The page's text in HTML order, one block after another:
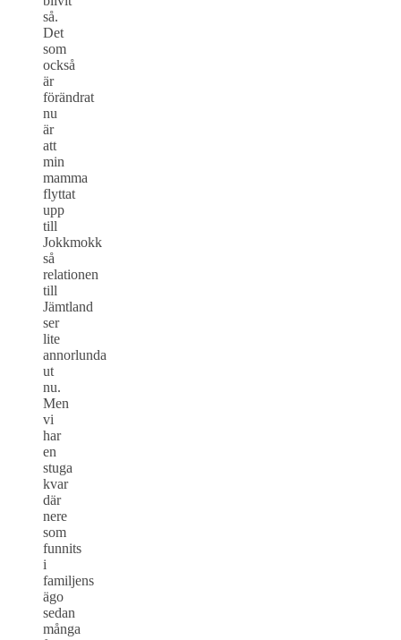
så.
Det
som
också
är
förändrat
nu
är
att
min
mamma
flyttat
upp
till
Jokkmokk
så
relationen
till
Jämtland
ser
lite
annorlunda
ut
nu.
Men
vi
har
en
stuga
kvar
där
nere
som
funnits
i
familjens
ägo
sedan
många